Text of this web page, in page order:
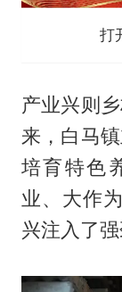
打
产业兴则
来，白马
培育特色
业、大作
兴注入了强